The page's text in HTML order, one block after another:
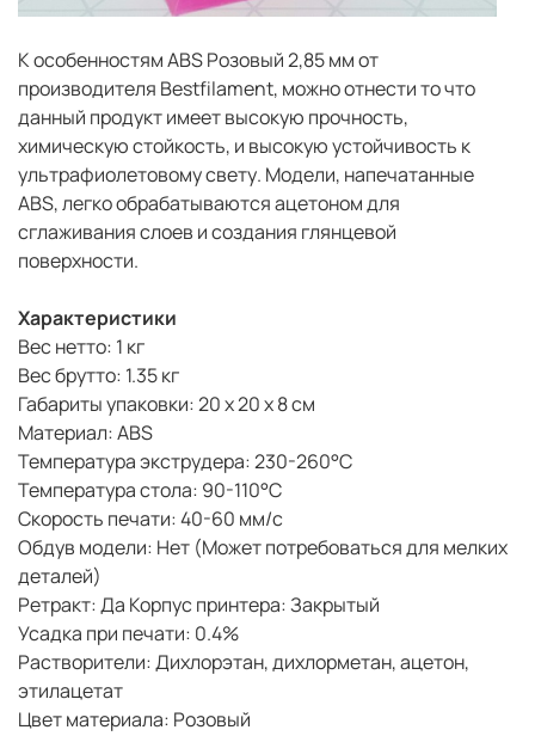
К особенностям ABS Розовый 2,85 мм от
производителя Bestfilament, можно отнести то что
данный продукт имеет высокую прочность,
химическую стойкость, и высокую устойчивость к
ультрафиолетовому свету. Модели, напечатанные
ABS, легко обрабатываются ацетоном для
сглаживания слоев и создания глянцевой
поверхности.
Характеристики
Вес нетто: 1 кг
Вес брутто: 1.35 кг
Габариты упаковки: 20 х 20 х 8 см
Материал: ABS
Температура экструдера: 230-260°С
Температура стола: 90-110°С
Скорость печати: 40-60 мм/с
Обдув модели: Нет (Может потребоваться для мелких
деталей)
Ретракт: Да Корпус принтера: Закрытый
Усадка при печати: 0.4%
Растворители: Дихлорэтан, дихлорметан, ацетон,
этилацетат
Цвет материала: Розовый